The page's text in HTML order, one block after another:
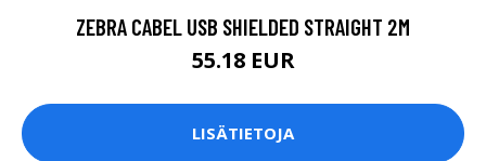
ZEBRA CABEL USB SHIELDED STRAIGHT 2M
55.18 EUR
LISÄTIETOJA